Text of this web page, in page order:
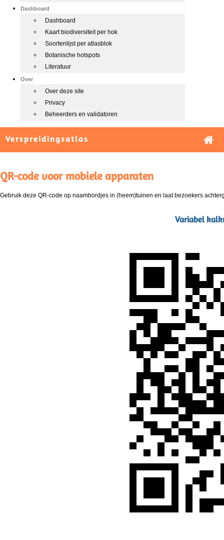
Dashboard
Dashboard
Kaart biodiversiteit per hok
Soortenlijst per atlasblok
Botanische hotspots
Literatuur
Over
Over deze site
Privacy
Beheerders en validatoren
Verspreidingsatlas
QR-code voor mobiele apparaten
Gebruik deze QR-code op naambordjes in (heem)tuinen en laat bezoekers
Variabel